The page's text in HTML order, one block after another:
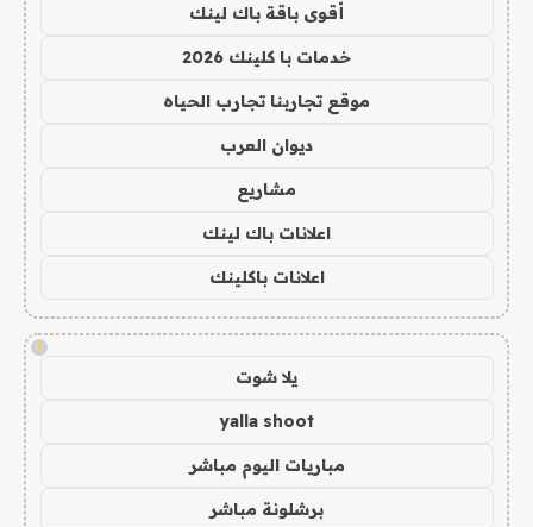
أقوى باقة باك لينك
خدمات با كلينك 2026
موقع تجاربنا تجارب الحياه
ديوان العرب
مشاريع
اعلانات باك لينك
اعلانات باكلينك
!
يلا شوت
yalla shoot
مباريات اليوم مباشر
برشلونة مباشر